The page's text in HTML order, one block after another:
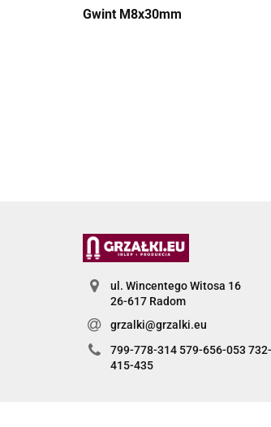
Gwint M8x30mm
ul. Wincentego Witosa 16
26-617 Radom
grzalki@grzalki.eu
799-778-314 579-656-053 732-
415-435